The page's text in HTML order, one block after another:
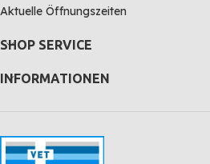
Aktuelle Öffnungszeiten
SHOP SERVICE
INFORMATIONEN